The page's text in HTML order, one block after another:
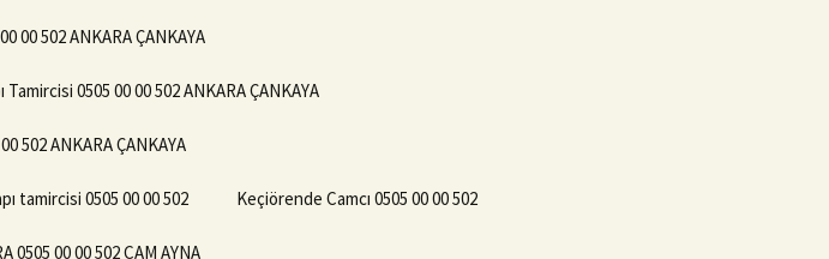
00 502 ANKARA ÇANKAYA
Tamircisi 0505 00 00 502 ANKARA ÇANKAYA
502 ANKARA ÇANKAYA
tamircisi 0505 00 00 502 Keçiörende Camcı 0505 00 00 502
0505 00 00 502 CAM AYNA